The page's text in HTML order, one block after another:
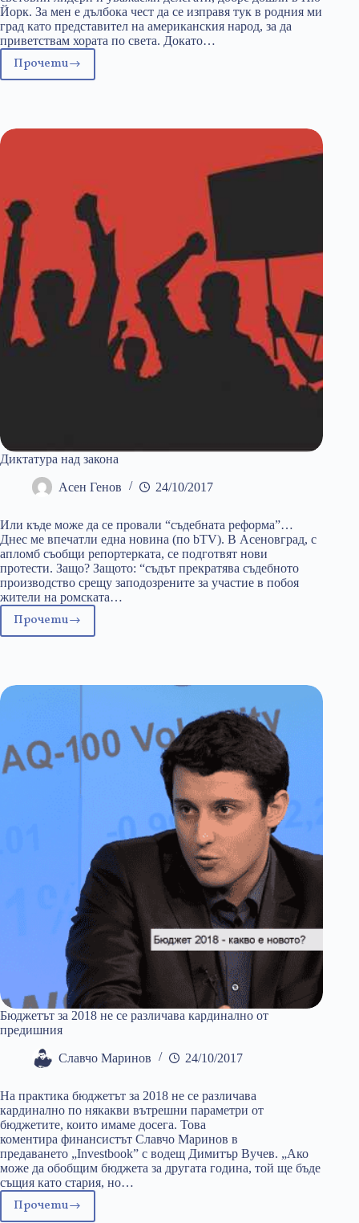
Йорк. За мен е дълбока чест да се изправя тук в родния ми
град като представител на американския народ, за да
приветствам хората по света. Докато…
Прочети
Речта
Диктатура над закона
Асен Генов 24/10/2017
Или къде може да се провали “съдебната реформа”…
Днес ме впечатли една новина (по bTV). В Асеновград, с
апломб съобщи репортерката, се подготвят нови
протести. Защо? Защото: “съдът прекратява съдебното
производство срещу заподозрените за участие в побоя
жители на ромската…
ПрочетиДиктатура
Бюджетът за 2018 не се различава кардинално от
предишния
Славчо Маринов 24/10/2017
На практика бюджетът за 2018 не се различава
кардинално по някакви вътрешни параметри от
бюджетите, които имаме досега. Това
коментира финансистът Славчо Маринов в
предаването „Investbook” с водещ Димитър Вучев. „Ако
може да обобщим бюджета за другата година, той ще бъде
същия като стария, но…
ПрочетиБюджетът